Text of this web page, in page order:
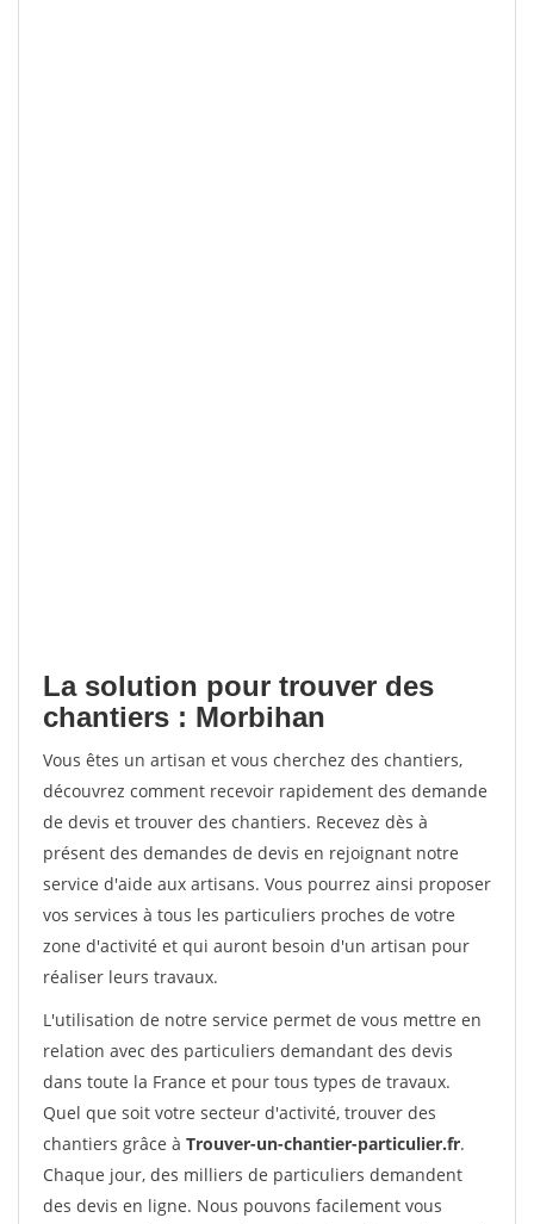
La solution pour trouver des
chantiers : Morbihan
Vous êtes un artisan et vous cherchez des chantiers,
découvrez comment recevoir rapidement des demande
de devis et trouver des chantiers. Recevez dès à
présent des demandes de devis en rejoignant notre
service d'aide aux artisans. Vous pourrez ainsi proposer
vos services à tous les particuliers proches de votre
zone d'activité et qui auront besoin d'un artisan pour
réaliser leurs travaux.
L'utilisation de notre service permet de vous mettre en
relation avec des particuliers demandant des devis
dans toute la France et pour tous types de travaux.
Quel que soit votre secteur d'activité, trouver des
chantiers grâce à Trouver-un-chantier-particulier.fr.
Chaque jour, des milliers de particuliers demandent
des devis en ligne. Nous pouvons facilement vous